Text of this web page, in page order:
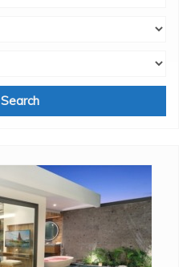
Search